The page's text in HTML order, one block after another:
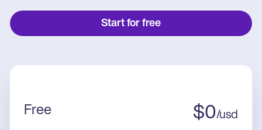
Start for free
Free $0/usd